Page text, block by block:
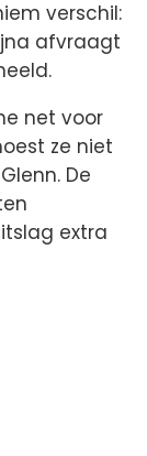
verschil:
afvraagt
net voor
ze niet
De
extra